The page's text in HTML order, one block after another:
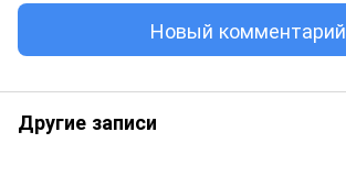
Новый комментарий
Другие записи